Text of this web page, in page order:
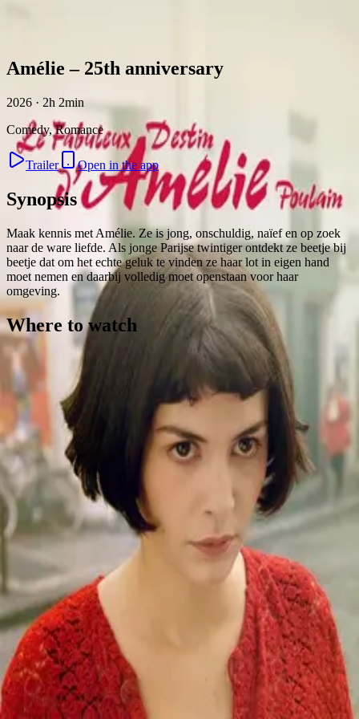
Amélie – 25th anniversary
2026 · 2h 2min
Comedy, Romance
Trailer Open in the app
Synopsis
Maak kennis met Amélie. Ze is jong, onschuldig, naïef en op zoek
naar de ware liefde. Als jonge Parijse twintiger ontdekt ze beetje bij
beetje dat om het echte geluk te vinden ze haar lot in eigen hand
moet nemen en daarbij volledig moet openstaan voor haar
omgeving.
Where to watch
Contact Feedback
©2026 Byoscoop Boydroid B.V.